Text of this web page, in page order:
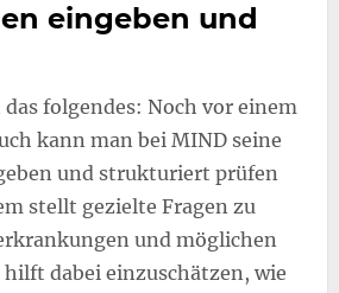
eingeben und
folgendes: Noch vor einem
kann man bei MIND seine
und strukturiert prüfen
stellt gezielte Fragen zu
und möglichen
dabei einzuschätzen, wie